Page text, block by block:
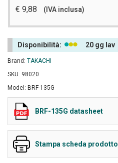
€ 9,88 (IVA inclusa)
Disponibilità: 20 gg lav
Brand: TAKACHI
SKU: 98020
Model: BRF-135G
BRF-135G datasheet
Stampa scheda prodotto